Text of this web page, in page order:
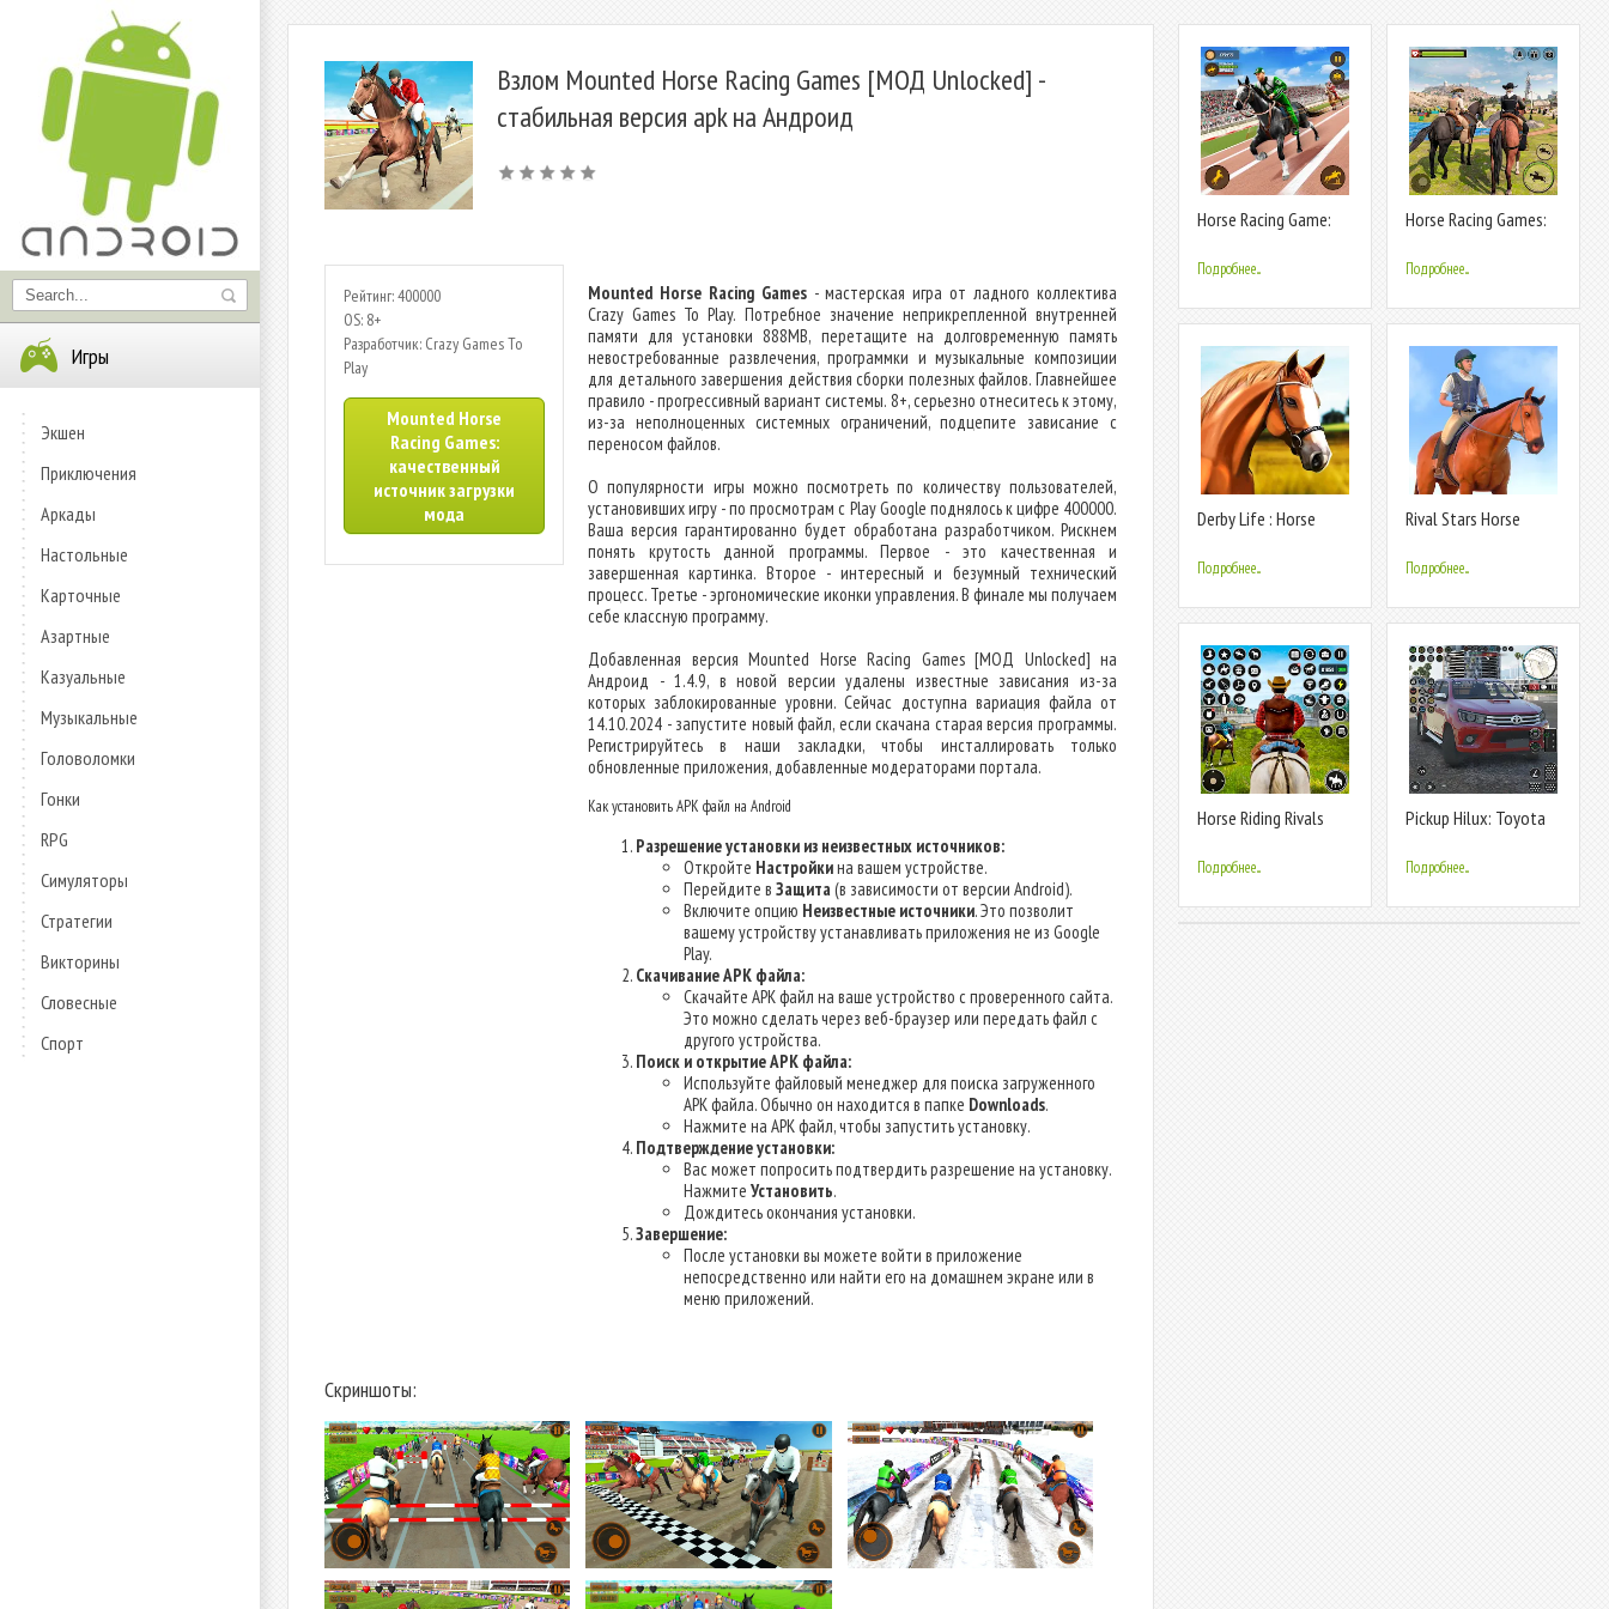
Игры
Экшен
Приключения
Аркады
Настольные
Карточные
Азартные
Казуальные
Музыкальные
Головоломки
Гонки
RPG
Симуляторы
Стратегии
Викторины
Словесные
Спорт
Взлом Mounted Horse Racing Games [МОД Unlocked] -
стабильная версия apk на Андроид
Рейтинг: 400000
OS: 8+
Разработчик: Crazy Games To
Play
Mounted Horse
Racing Games:
качественный
источник загрузки
мода
Mounted Horse Racing Games- мастерская игра от ладного коллектива
Crazy Games To Play. Потребное значение неприкрепленной внутренней
памяти для установки 888MB, перетащите на долговременную память
невостребованные развлечения, программки и музыкальные композиции
для детального завершения действия сборки полезных файлов. Главнейшее
правило - прогрессивный вариант системы. 8+, серьезно отнеситесь к этому,
из-за неполноценных системных ограничений, подцепите зависание с
переносом файлов.
О популярности игры можно посмотреть по количеству пользователей,
установивших игру - по просмотрам с Play Google поднялось к цифре 400000.
Ваша версия гарантированно будет обработана разработчиком. Рискнем
понять крутость данной программы. Первое - это качественная и
завершенная картинка. Второе - интересный и безумный технический
процесс. Третье - эргономические иконки управления. В финале мы получаем
себе классную программу.
Добавленная версия Mounted Horse Racing Games [МОД Unlocked] на
Андроид - 1.4.9, в новой версии удалены известные зависания из-за
которых заблокированные уровни. Сейчас доступна вариация файла от
14.10.2024 - запустите новый файл, если скачана старая версия программы.
Регистрируйтесь в наши закладки, чтобы инсталлировать только
обновленные приложения, добавленные модераторами портала.
Как установить APK файл на Android
Разрешение установки из неизвестных источников:
Откройте Настройкина вашем устройстве.
Перейдите в Защита(в зависимости от версии Android).
Включите опцию Неизвестные источники. Это позволит
вашему устройству устанавливать приложения не из Google
Play.
Скачивание APK файла:
Скачайте APK файл на ваше устройство с проверенного сайта.
Это можно сделать через веб-браузер или передать файл с
другого устройства.
Поиск и открытие APK файла:
Используйте файловый менеджер для поиска загруженного
APK файла. Обычно он находится в папке Downloads.
Нажмите на APK файл, чтобы запустить установку.
Подтверждение установки:
Вас может попросить подтвердить разрешение на установку.
Нажмите Установить.
Дождитесь окончания установки.
Завершение:
После установки вы можете войти в приложение
непосредственно или найти его на домашнем экране или в
меню приложений.
Скриншоты:
Horse Racing Game:
Подробнее...
Horse Racing Games:
Подробнее...
Derby Life : Horse
Подробнее...
Rival Stars Horse
Подробнее...
Horse Riding Rivals
Подробнее...
Pickup Hilux: Toyota
Подробнее...